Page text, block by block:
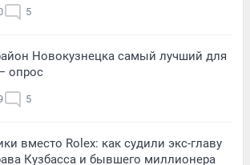
5
Новокузнецка самый лучший для
опрос
5
вместо Rolex: как судили экс-главу
Кузбасса и бывшего миллионера